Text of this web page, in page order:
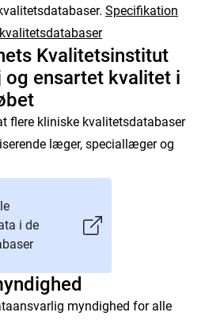
Specifikation
Kvalitetsinstitut
og ensartet kvalitet i
flere kliniske kvalitetsdatabaser
læger, speciallæger og
i de
myndighed for alle